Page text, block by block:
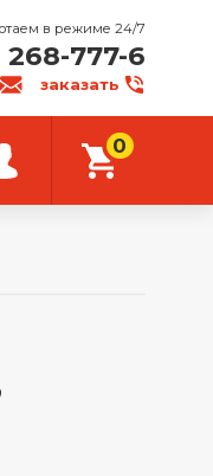
в режиме 24/7
268-777-6
заказать
0